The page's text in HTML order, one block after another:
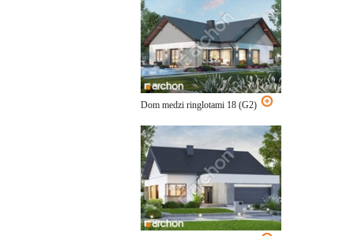
Dom medzi ringlotami 18 (G2)